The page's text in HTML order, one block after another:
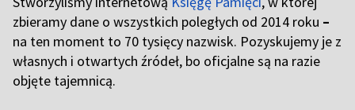
zbieramy dane o wszystkich poległych od 2014 roku –
na ten moment to 70 tysięcy nazwisk. Pozyskujemy je z
własnych i otwartych źródeł, bo oficjalne są na razie
objęte tajemnicą.